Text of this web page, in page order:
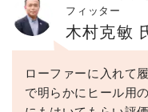
フィッター
木村克敏
ローファーに入れて
で明らかにヒール用